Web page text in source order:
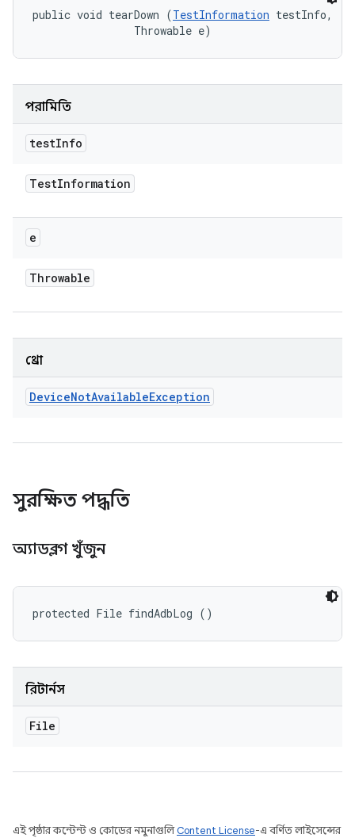
public void tearDown (TestInformation testInfo,
                Throwable e)
পরামিতি
testInfo
TestInformation
e
Throwable
থ্রো
DeviceNotAvailableException
সুরক্ষিত পদ্ধতি
অ্যাডব্লগ খুঁজুন
protected File findAdbLog ()
রিটার্নস
File
এই পৃষ্ঠার কন্টেন্ট ও কোডের নমুনাগুলিContent License-এ বর্ণিত লাইসেন্সের